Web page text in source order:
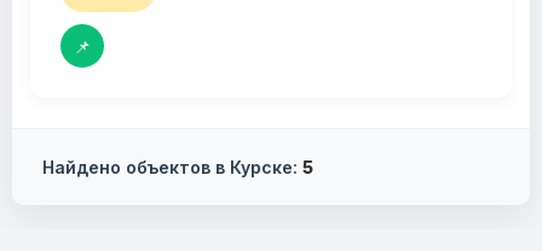
📌
Найдено объектов в Курске: 5